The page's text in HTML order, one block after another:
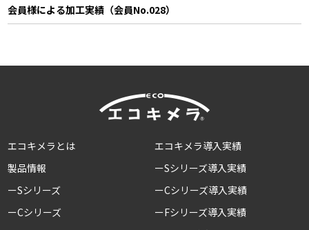
会員様による加工実績（会員No.028）
エコキメラとは
製品情報
ーSシリーズ
ーCシリーズ
エコキメラ導入実績
ーSシリーズ導入実績
ーCシリーズ導入実績
ーFシリーズ導入実績